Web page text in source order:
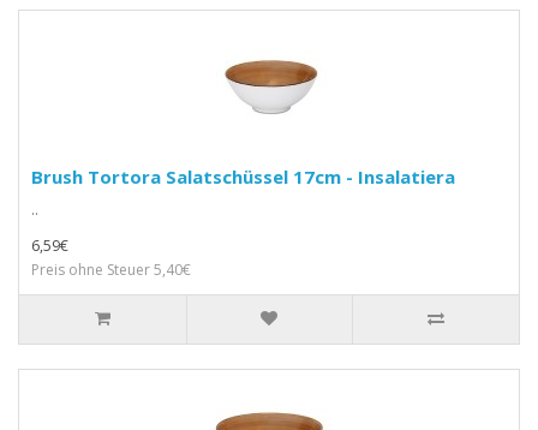
Brush Tortora Salatschüssel 17cm - Insalatiera
..
6,59€
Preis ohne Steuer 5,40€